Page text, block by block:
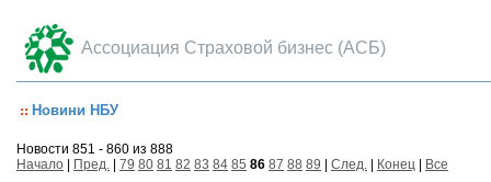
Ассоциация Страховой бизнес (АСБ)
Новини НБУ
Новости 851 - 860 из 888
Начало
Пред. 79 80 81 82 83 84 85 86 87 88 89 След. Конец Все